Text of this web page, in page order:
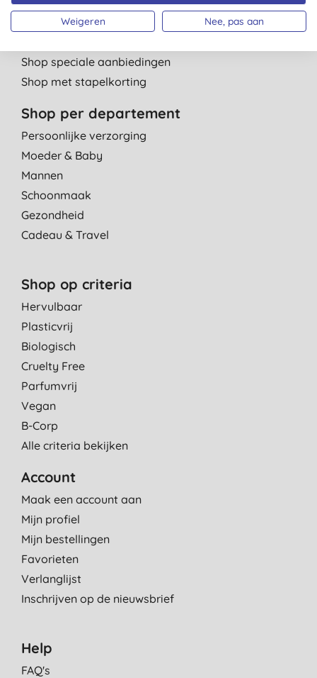
Shop bestsellers
Shop speciale aanbiedingen
Shop met stapelkorting
Shop per departement
Persoonlijke verzorging
Moeder & Baby
Mannen
Schoonmaak
Gezondheid
Cadeau & Travel
Shop op criteria
Hervulbaar
Plasticvrij
Biologisch
Cruelty Free
Parfumvrij
Vegan
B-Corp
Alle criteria bekijken
Account
Maak een account aan
Mijn profiel
Mijn bestellingen
Favorieten
Verlanglijst
Inschrijven op de nieuwsbrief
Help
FAQ's
Weigeren Nee, pas aan